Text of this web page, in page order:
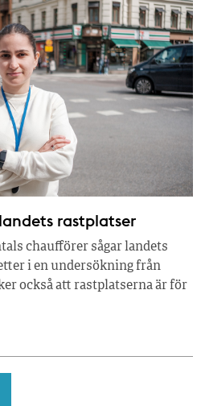
rastplatser
chaufförer sågar landets
i en undersökning från
också att rastplatserna är för